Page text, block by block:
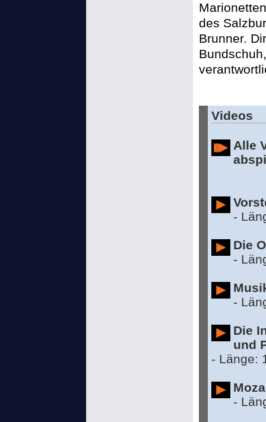
des
Brunner.
Videos
Alle
-
Die
-
-
Die
und
- Länge:
-